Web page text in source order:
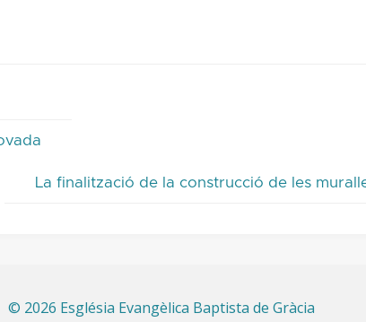
La finalització de la construcció de les
© 2026 Església Evangèlica Baptista de Gràcia